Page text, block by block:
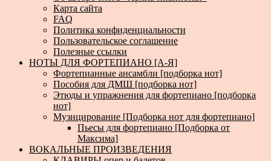
Карта сайта
FAQ
Политика конфиденциальности
Пользовательское соглашение
Полезные ссылки
НОТЫ ДЛЯ ФОРТЕПИАНО [А-Я]
Фортепианные ансамбли [подборка нот]
Пособия для ДМШ [подборка нот]
Этюды и упражнения для фортепиано [подборка
нот]
Музицирование [Подборка нот для фортепиано]
Пьесы для фортепиано [Подборка от
Максима]
ВОКАЛЬНЫЕ ПРОИЗВЕДЕНИЯ